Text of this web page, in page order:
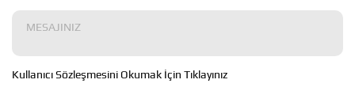
Kullanıcı Sözleşmesini Okumak İçin Tıklayınız